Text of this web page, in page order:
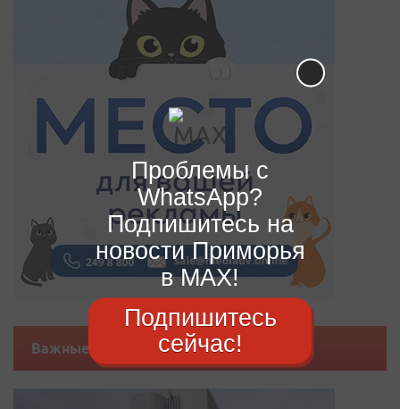
Важные новости
Проблемы с
WhatsApp?
Подпишитесь на
новости Приморья
в MAX!
Подпишитесь
сейчас!